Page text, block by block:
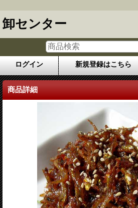
卸センター
ログイン 新規登録はこちら
商品詳細